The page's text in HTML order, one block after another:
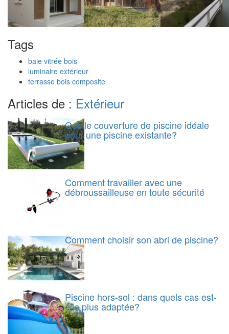
Tags
baie vitrée bois
luminaire extérieur
terrasse bois composite
Articles de : Extérieur
Quelle couverture de piscine idéale
pour une piscine existante?
Comment travailler avec une
débroussailleuse en toute sécurité
Comment choisir son abri de piscine?
Piscine hors-sol : dans quels cas est-
elle plus adaptée?